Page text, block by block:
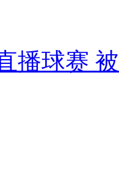
播球赛